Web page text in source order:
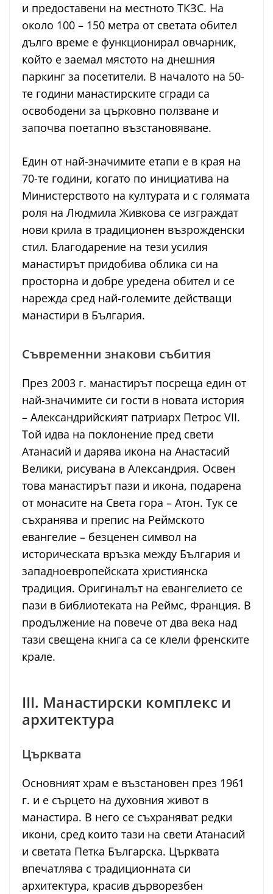
и предоставени на местното ТКЗС. На
около 100 – 150 метра от светата обител
дълго време е функционирал овчарник,
който е заемал мястото на днешния
паркинг за посетители. В началото на 50-
те години манастирските сгради са
освободени за църковно ползване и
започва поетапно възстановяване.
Един от най-значимите етапи е в края на
70-те години, когато по инициатива на
Министерството на културата и с голямата
роля на Людмила Живкова се изграждат
нови крила в традиционен възрожденски
стил. Благодарение на тези усилия
манастирът придобива облика си на
просторна и добре уредена обител и се
нарежда сред най-големите действащи
манастири в България.
Съвременни знакови събития
През 2003 г. манастирът посреща един от
най-значимите си гости в новата история
– Александрийският патриарх Петрос VII.
Той идва на поклонение пред свети
Атанасий и дарява икона на Анастасий
Велики, рисувана в Александрия. Освен
това манастирът пази и икона, подарена
от монасите на Света гора – Атон. Тук се
съхранява и препис на Реймското
евангелие – безценен символ на
историческата връзка между България и
западноевропейската християнска
традиция. Оригиналът на евангелието се
пази в библиотеката на Реймс, Франция. В
продължение на повече от два века над
тази свещена книга са се клели френските
крале.
III. Манастирски комплекс и
архитектура
Църквата
Основният храм е възстановен през 1961
г. и е сърцето на духовния живот в
манастира. В него се съхраняват редки
икони, сред които тази на свети Атанасий
и светата Петка Българска. Църквата
впечатлява с традиционната си
архитектура, красив дърворезбен